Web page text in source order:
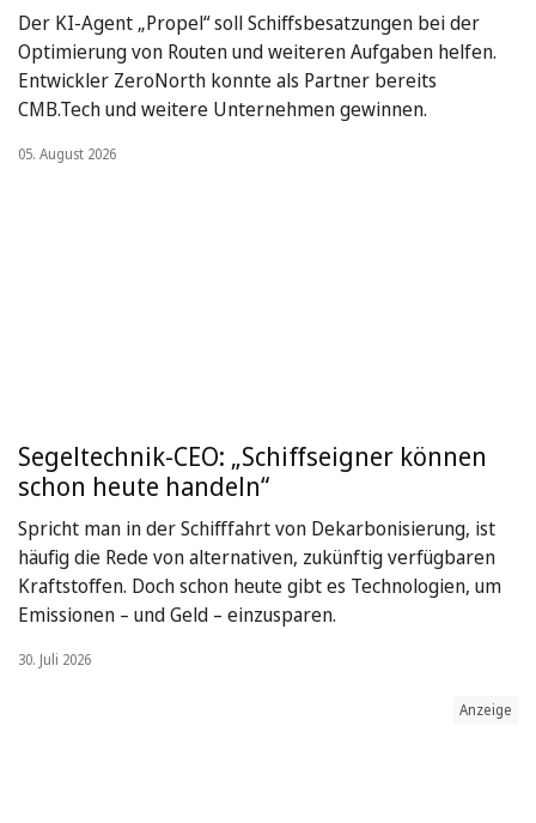
Der KI-Agent „Propel“ soll Schiffsbesatzungen bei der
Optimierung von Routen und weiteren Aufgaben helfen.
Entwickler ZeroNorth konnte als Partner bereits
CMB.Tech und weitere Unternehmen gewinnen.
05. August 2026
Segeltechnik-CEO: „Schiffseigner können
schon heute handeln“
Spricht man in der Schifffahrt von Dekarbonisierung, ist
häufig die Rede von alternativen, zukünftig verfügbaren
Kraftstoffen. Doch schon heute gibt es Technologien, um
Emissionen – und Geld – einzusparen.
30. Juli 2026
Anzeige